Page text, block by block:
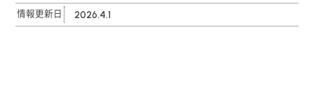
情報更新日 2026.4.1